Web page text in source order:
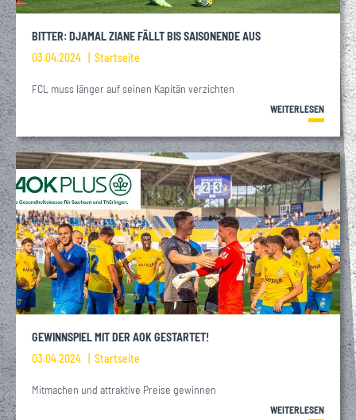
BITTER: DJAMAL ZIANE FÄLLT BIS SAISONENDE AUS
03.04.2024
Startseite
FCL muss länger auf seinen Kapitän verzichten
WEITERLESEN
GEWINNSPIEL MIT DER AOK GESTARTET!
03.04.2024
Startseite
Mitmachen und attraktive Preise gewinnen
WEITERLESEN